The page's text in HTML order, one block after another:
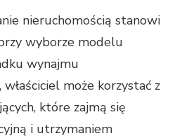
nieruchomością stanowi
wyborze modelu
wynajmu
może korzystać z
które zajmą się
i utrzymaniem